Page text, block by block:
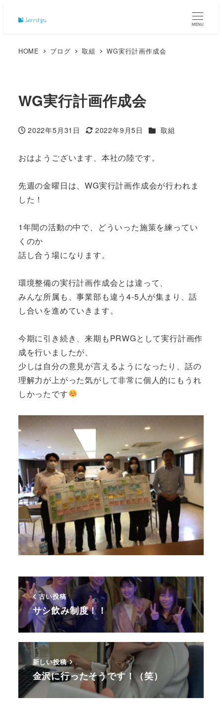
MENU
HOME ブログ 取組 WG実行計画作成会
WG実行計画作成会
投稿日
2022年5月31日
更新日
2022年9月5日 カテゴリー
取組
おはようございます、本社の陸です。
先週の金曜日は、WG実行計画作成会が行われま
した！
1年間の活動の中で、どういった施策を練ってい
くのか
話し合う場になります。
環境整備の実行計画作成会とは違って、
みんな所属も、事業部も違う4-5人が集まり、話
し合いを進めていきます。
今期に引き続き、来期もPRWGとして実行計画作
成を行いましたが、
少しは自分の意見が言えるようになったり、話の
理解力が上がった気がして非常に個人的にもうれ
しかったです
古い投稿
サシ飲み制度！！
新しい投稿
金沢に行ったそうです！（笑）